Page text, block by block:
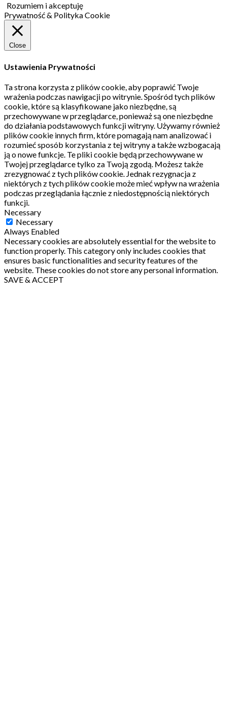
Rozumiem i akceptuję
Prywatność & Polityka Cookie
Close
Ustawienia Prywatności
Ta strona korzysta z plików cookie, aby poprawić Twoje
wrażenia podczas nawigacji po witrynie.Spośród tych plików
cookie, które są klasyfikowane jako niezbędne, są
przechowywane w przeglądarce, ponieważ są one niezbędne
do działania podstawowych funkcji witryny. Używamy również
plików cookie innych firm, które pomagają nam analizować i
rozumieć sposób korzystania z tej witryny a także wzbogacają
ją o nowe funkcje. Te pliki cookie będą przechowywane w
Twojej przeglądarce tylko za Twoją zgodą. Możesz także
zrezygnować z tych plików cookie. Jednak rezygnacja z
niektórych z tych plików cookie może mieć wpływ na wrażenia
podczas przeglądania łącznie z niedostępnością niektórych
funkcji.
Necessary
Necessary
Always Enabled
Necessary cookies are absolutely essential for the website to
function properly. This category only includes cookies that
ensures basic functionalities and security features of the
website. These cookies do not store any personal information.
SAVE & ACCEPT